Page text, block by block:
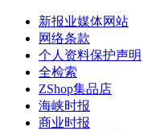
新报业媒体网站
网络条款
个人资料保护声明
全检索
ZShop集品店
海峡时报
商业时报